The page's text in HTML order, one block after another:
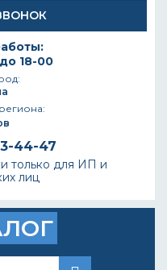
18-00
44-47
только для ИП и
лиц